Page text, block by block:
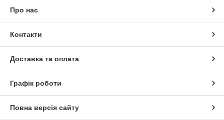
Про нас
Контакти
Доставка та оплата
Графік роботи
Повна версія сайту